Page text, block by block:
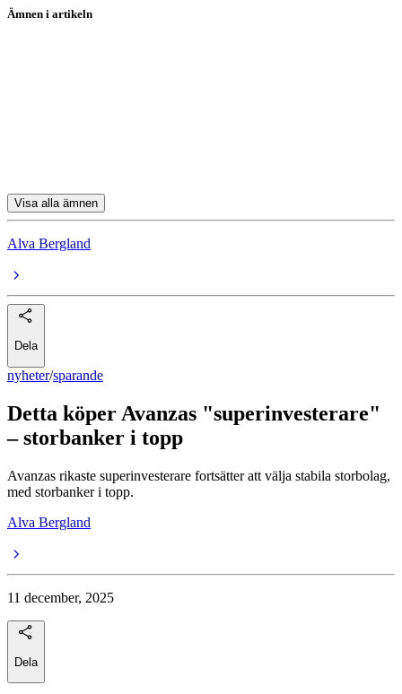
Ämnen i artikeln
Visa alla ämnen
Alva Bergland
Dela
nyheter/sparande
Detta köper Avanzas "superinvesterare"
– storbanker i topp
Avanzas rikaste superinvesterare fortsätter att välja stabila storbolag,
med storbanker i topp.
Alva Bergland
11 december, 2025
Dela